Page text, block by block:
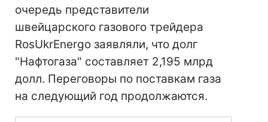
очередь представители
швейцарского газового трейдера
RosUkrEnergo заявляли, что долг
"Нафтогаза" составляет 2,195 млрд
долл. Переговоры по поставкам газа
на следующий год продолжаются.